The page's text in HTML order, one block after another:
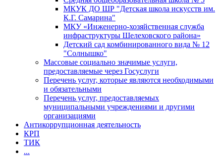
МКУК ДО ШР "Детская школа искусств им.
К.Г. Самарина"
МКУ «Инженерно-хозяйственная служба
инфраструктуры Шелеховского района»
Детский сад комбинированного вида № 12
"Солнышко"
Массовые социально значимые услуги,
предоставляемые через Госуслуги
Перечень услуг, которые являются необходимыми
и обязательными
Перечень услуг, предоставляемых
муниципальными учреждениями и другими
организациями
Антикоррупционная деятельность
КРП
ТИК
...